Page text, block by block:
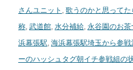
さんユニット , 歌うのかと思ってた
称, 武道館, 水分補給, 永谷園のお茶
浜幕張駅, 海浜幕張駅埼玉から参
ーのハッシュタグ朝イチ参戦組の